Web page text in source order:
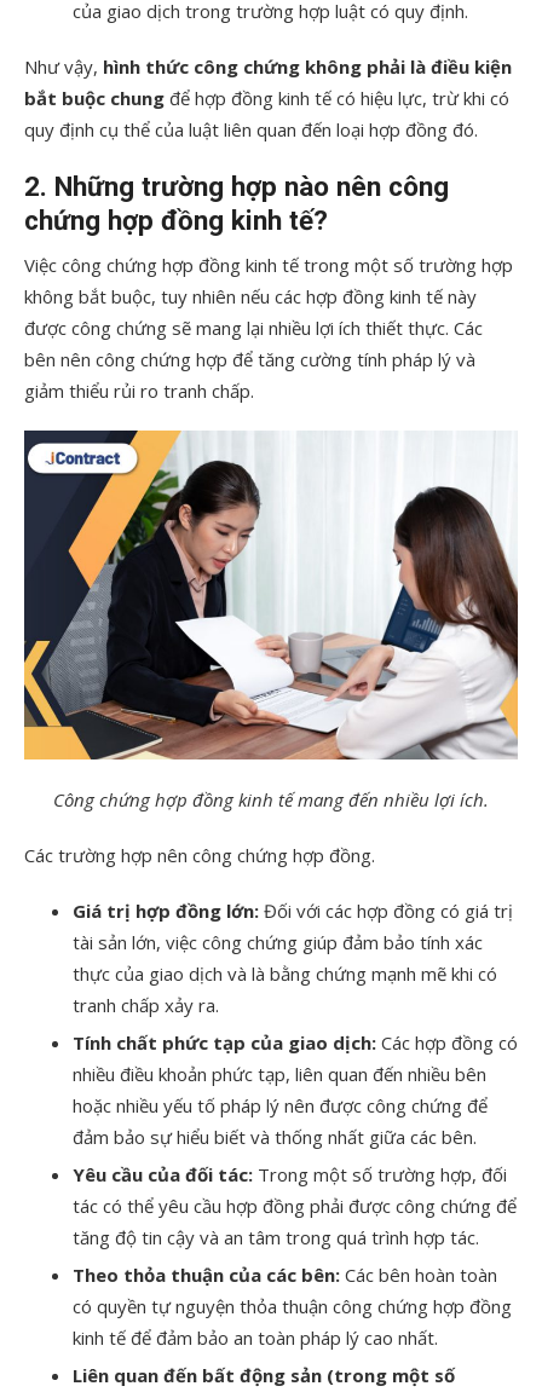
của giao dịch trong trường hợp luật có quy định.
Như vậy, hình thức công chứng không phải là điều kiện
bắt buộc chung để hợp đồng kinh tế có hiệu lực, trừ khi có
quy định cụ thể của luật liên quan đến loại hợp đồng đó.
2. Những trường hợp nào nên công
chứng hợp đồng kinh tế?
Việc công chứng hợp đồng kinh tế trong một số trường hợp
không bắt buộc, tuy nhiên nếu các hợp đồng kinh tế này
được công chứng sẽ mang lại nhiều lợi ích thiết thực. Các
bên nên công chứng hợp để tăng cường tính pháp lý và
giảm thiểu rủi ro tranh chấp.
Công chứng hợp đồng kinh tế mang đến nhiều lợi ích.
Các trường hợp nên công chứng hợp đồng.
Giá trị hợp đồng lớn: Đối với các hợp đồng có giá trị
tài sản lớn, việc công chứng giúp đảm bảo tính xác
thực của giao dịch và là bằng chứng mạnh mẽ khi có
tranh chấp xảy ra.
Tính chất phức tạp của giao dịch: Các hợp đồng có
nhiều điều khoản phức tạp, liên quan đến nhiều bên
hoặc nhiều yếu tố pháp lý nên được công chứng để
đảm bảo sự hiểu biết và thống nhất giữa các bên.
Yêu cầu của đối tác: Trong một số trường hợp, đối
tác có thể yêu cầu hợp đồng phải được công chứng để
tăng độ tin cậy và an tâm trong quá trình hợp tác.
Theo thỏa thuận của các bên: Các bên hoàn toàn
có quyền tự nguyện thỏa thuận công chứng hợp đồng
kinh tế để đảm bảo an toàn pháp lý cao nhất.
Liên quan đến bất động sản (trong một số